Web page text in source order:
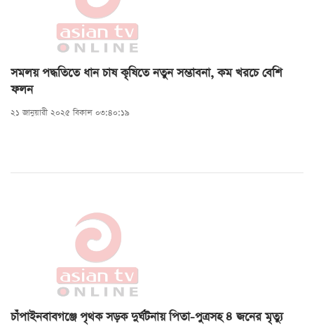
সমলয় পদ্ধতিতে ধান চাষ কৃষিতে নতুন সম্ভাবনা, কম খরচে বেশি
ফলন
২১ জানুয়ারী ২০২৫ বিকাল ০৩:৪০:১৯
চাঁপাইনবাবগঞ্জে পৃথক সড়ক দুর্ঘটনায় পিতা-পুত্রসহ ৪ জনের মৃত্যু